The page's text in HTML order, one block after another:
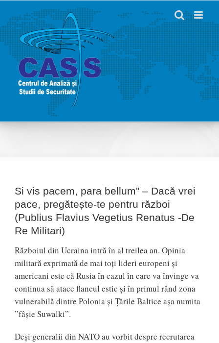
content
Si vis pacem, para bellum” – Dacă vrei
pace, pregătește-te pentru război
(Publius Flavius ​​Vegetius Renatus -De
Re Militari)
Războiul din Ucraina intră în al treilea an. Opinia
militară exprimată de mai toți lideri europeni și
americani este că Rusia în cazul în care va învinge va
continua să atace flancul estic și în primul rând zona
vulnerabilă dintre Polonia și Țările Baltice așa numita
”fâșie Suwalki”.
Deși generalii din NATO au vorbit despre recrutarea